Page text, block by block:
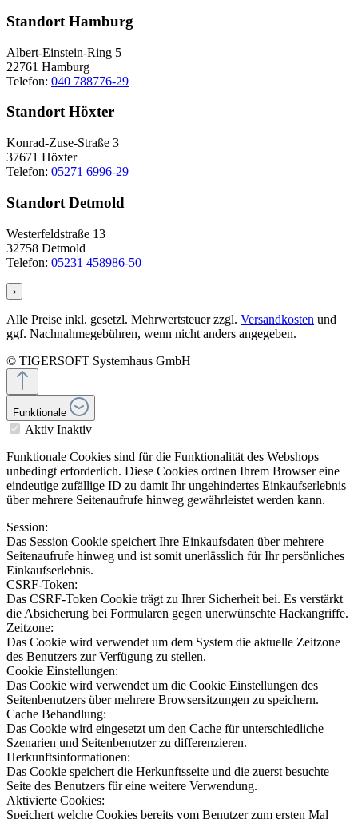
Standort Hamburg
Albert-Einstein-Ring 5
22761 Hamburg
Telefon: 040 788776-29
Standort Höxter
Konrad-Zuse-Straße 3
37671 Höxter
Telefon: 05271 6996-29
Standort Detmold
Westerfeldstraße 13
32758 Detmold
Telefon: 05231 458986-50
›
Alle Preise inkl. gesetzl. Mehrwertsteuer zzgl. Versandkosten und
ggf. Nachnahmegebühren, wenn nicht anders angegeben.
© TIGERSOFT Systemhaus GmbH
Funktionale
Aktiv Inaktiv
Funktionale Cookies sind für die Funktionalität des Webshops
unbedingt erforderlich. Diese Cookies ordnen Ihrem Browser eine
eindeutige zufällige ID zu damit Ihr ungehindertes Einkaufserlebnis
über mehrere Seitenaufrufe hinweg gewährleistet werden kann.
Session:
Das Session Cookie speichert Ihre Einkaufsdaten über mehrere
Seitenaufrufe hinweg und ist somit unerlässlich für Ihr persönliches
Einkaufserlebnis.
CSRF-Token:
Das CSRF-Token Cookie trägt zu Ihrer Sicherheit bei. Es verstärkt
die Absicherung bei Formularen gegen unerwünschte Hackangriffe.
Zeitzone:
Das Cookie wird verwendet um dem System die aktuelle Zeitzone
des Benutzers zur Verfügung zu stellen.
Cookie Einstellungen:
Das Cookie wird verwendet um die Cookie Einstellungen des
Seitenbenutzers über mehrere Browsersitzungen zu speichern.
Cache Behandlung:
Das Cookie wird eingesetzt um den Cache für unterschiedliche
Szenarien und Seitenbenutzer zu differenzieren.
Herkunftsinformationen:
Das Cookie speichert die Herkunftsseite und die zuerst besuchte
Seite des Benutzers für eine weitere Verwendung.
Aktivierte Cookies:
Speichert welche Cookies bereits vom Benutzer zum ersten Mal